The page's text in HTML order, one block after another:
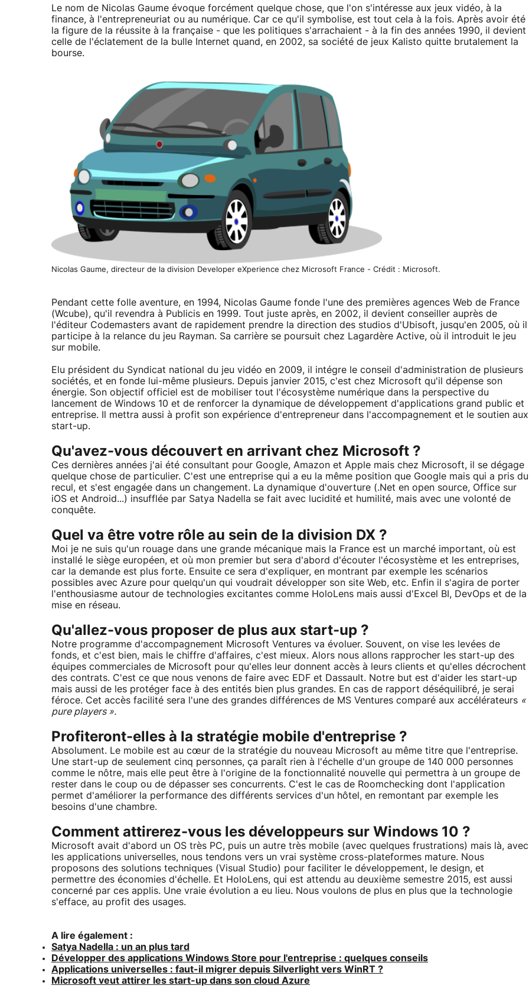
Le nom de Nicolas Gaume évoque forcément quelque chose, que l'on s'intéresse aux jeux vidéo, à la
finance, à l'entrepreneuriat ou au numérique. Car ce qu'il symbolise, est tout cela à la fois. Après avoir été
la figure de la réussite à la française - que les politiques s'arrachaient - à la fin des années 1990, il devient
celle de l'éclatement de la bulle Internet quand, en 2002, sa société de jeux Kalisto quitte brutalement la
bourse.
Nicolas Gaume, directeur de la division Developer eXperience chez Microsoft France - Crédit : Microsoft.
Pendant cette folle aventure, en 1994, Nicolas Gaume fonde l'une des premières agences Web de France
(Wcube), qu'il revendra à Publicis en 1999. Tout juste après, en 2002, il devient conseiller auprès de
l'éditeur Codemasters avant de rapidement prendre la direction des studios d'Ubisoft, jusqu'en 2005, où il
participe à la relance du jeu Rayman. Sa carrière se poursuit chez Lagardère Active, où il introduit le jeu
sur mobile.
Elu président du Syndicat national du jeu vidéo en 2009, il intégre le conseil d'administration de plusieurs
sociétés, et en fonde lui-même plusieurs. Depuis janvier 2015, c'est chez Microsoft qu'il dépense son
énergie. Son objectif officiel est de mobiliser tout l'écosystème numérique dans la perspective du
lancement de Windows 10 et de renforcer la dynamique de développement d'applications grand public et
entreprise. Il mettra aussi à profit son expérience d'entrepreneur dans l'accompagnement et le soutien aux
start-up.
Qu'avez-vous découvert en arrivant chez Microsoft ?
Ces dernières années j'ai été consultant pour Google, Amazon et Apple mais chez Microsoft, il se dégage
quelque chose de particulier. C'est une entreprise qui a eu la même position que Google mais qui a pris du
recul, et s'est engagée dans un changement. La dynamique d'ouverture (.Net en open source, Office sur
iOS et Android...) insufflée par Satya Nadella se fait avec lucidité et humilité, mais avec une volonté de
conquête.
Quel va être votre rôle au sein de la division DX ?
Moi je ne suis qu'un rouage dans une grande mécanique mais la France est un marché important, où est
installé le siège européen, et où mon premier but sera d'abord d'écouter l'écosystème et les entreprises,
car la demande est plus forte. Ensuite ce sera d'expliquer, en montrant par exemple les scénarios
possibles avec Azure pour quelqu'un qui voudrait développer son site Web, etc. Enfin il s'agira de porter
l'enthousiasme autour de technologies excitantes comme HoloLens mais aussi d'Excel BI, DevOps et de la
mise en réseau.
Qu'allez-vous proposer de plus aux start-up ?
Notre programme d'accompagnement Microsoft Ventures va évoluer. Souvent, on vise les levées de
fonds, et c'est bien, mais le chiffre d'affaires, c'est mieux. Alors nous allons rapprocher les start-up des
équipes commerciales de Microsoft pour qu'elles leur donnent accès à leurs clients et qu'elles décrochent
des contrats. C'est ce que nous venons de faire avec EDF et Dassault. Notre but est d'aider les start-up
mais aussi de les protéger face à des entités bien plus grandes. En cas de rapport déséquilibré, je serai
féroce. Cet accès facilité sera l'une des grandes différences de MS Ventures comparé aux accélérateurs «
pure players ».
Profiteront-elles à la stratégie mobile d'entreprise ?
Absolument. Le mobile est au cœur de la stratégie du nouveau Microsoft au même titre que l'entreprise.
Une start-up de seulement cinq personnes, ça paraît rien à l'échelle d'un groupe de 140 000 personnes
comme le nôtre, mais elle peut être à l'origine de la fonctionnalité nouvelle qui permettra à un groupe de
rester dans le coup ou de dépasser ses concurrents. C'est le cas de Roomchecking dont l'application
permet d'améliorer la performance des différents services d'un hôtel, en remontant par exemple les
besoins d'une chambre.
Comment attirerez-vous les développeurs sur Windows 10 ?
Microsoft avait d'abord un OS très PC, puis un autre très mobile (avec quelques frustrations) mais là, avec
les applications universelles, nous tendons vers un vrai système cross-plateformes mature. Nous
proposons des solutions techniques (Visual Studio) pour faciliter le développement, le design, et
permettre des économies d'échelle. Et HoloLens, qui est attendu au deuxième semestre 2015, est aussi
concerné par ces applis. Une vraie évolution a eu lieu. Nous voulons de plus en plus que la technologie
s'efface, au profit des usages.
A lire également :
Satya Nadella : un an plus tard
Développer des applications Windows Store pour l'entreprise : quelques conseils
Applications universelles : faut-il migrer depuis Silverlight vers WinRT ?
Microsoft veut attirer les start-up dans son cloud Azure